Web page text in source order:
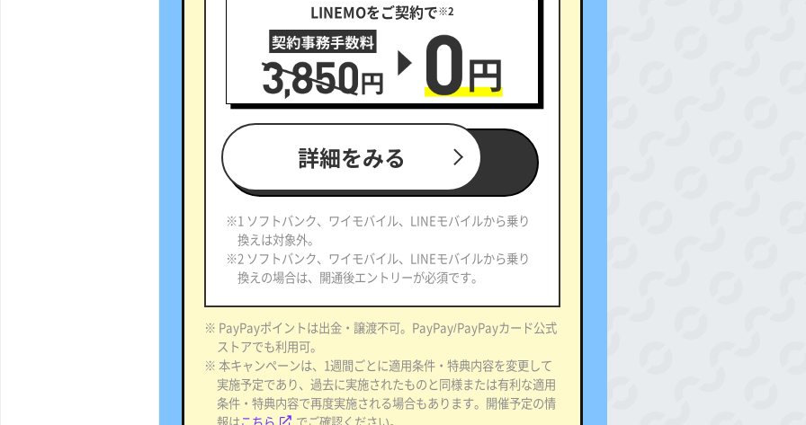
LINEMOをご契約で※2
詳細をみる
※1 ソフトバンク、ワイモバイル、LINEモバイルから乗り
換えは対象外。
※2 ソフトバンク、ワイモバイル、LINEモバイルから乗り
換えの場合は、開通後エントリーが必須です。
※ PayPayポイントは出金・譲渡不可。PayPay/PayPayカード公式
ストアでも利用可。
※ 本キャンペーンは、1週間ごとに適用条件・特典内容を変更して
実施予定であり、過去に実施されたものと同様または有利な適用
条件・特典内容で再度実施される場合もあります。開催予定の情